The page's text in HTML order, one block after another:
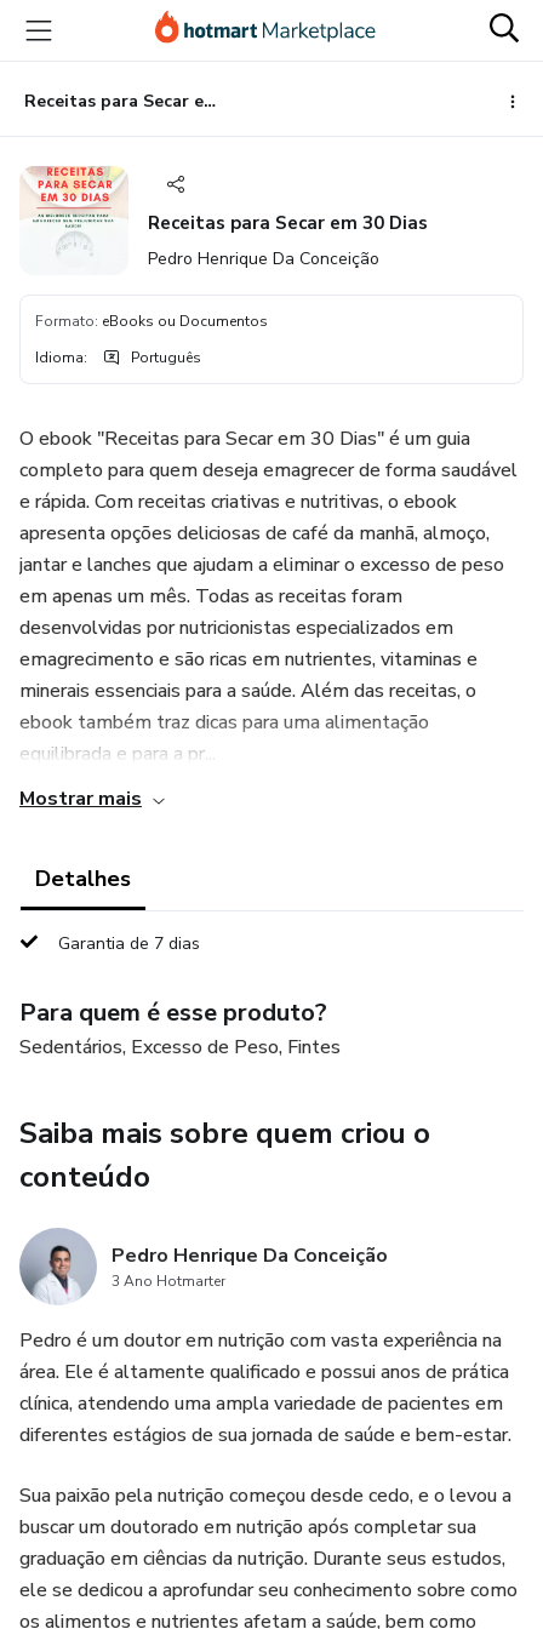
para
conteúdo
principal
para
pagamento
para
rodapé
Receitas para Secar em 30 Dias
Receitas para Secar em 30 Dias
Pedro Henrique Da Conceição
Formato: eBooks ou Documentos
Idioma: Português
O ebook "Receitas para Secar em 30 Dias" é um guia
completo para quem deseja emagrecer de forma saudável
e rápida. Com receitas criativas e nutritivas, o ebook
apresenta opções deliciosas de café da manhã, almoço,
jantar e lanches que ajudam a eliminar o excesso de peso
em apenas um mês. Todas as receitas foram
desenvolvidas por nutricionistas especializados em
emagrecimento e são ricas em nutrientes, vitaminas e
minerais essenciais para a saúde. Além das receitas, o
ebook também traz dicas para uma alimentação
equilibrada e para a pr...
Mostrar mais
Detalhes
Garantia de 7 dias
Para quem é esse produto?
Sedentários, Excesso de Peso, Fintes
Saiba mais sobre quem criou o
conteúdo
Pedro Henrique Da Conceição
3 Ano Hotmarter
Pedro é um doutor em nutrição com vasta experiência na
área. Ele é altamente qualificado e possui anos de prática
clínica, atendendo uma ampla variedade de pacientes em
diferentes estágios de sua jornada de saúde e bem-estar.
Sua paixão pela nutrição começou desde cedo, e o levou a
buscar um doutorado em nutrição após completar sua
graduação em ciências da nutrição. Durante seus estudos,
ele se dedicou a aprofundar seu conhecimento sobre como
os alimentos e nutrientes afetam a saúde, bem como